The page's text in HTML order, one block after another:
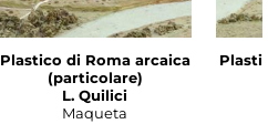
Plastico di Roma arcaica
(particolare)
L. Quilici
Maqueta